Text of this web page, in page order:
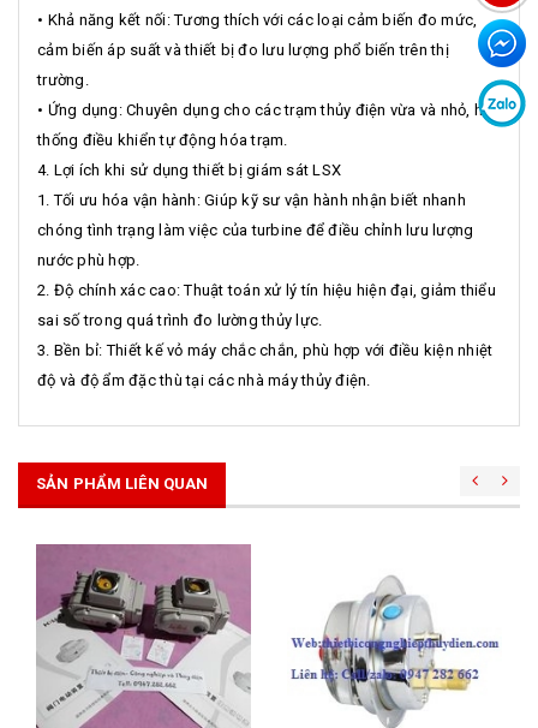
• Khả năng kết nối: Tương thích với các loại cảm biến đo mức,
cảm biến áp suất và thiết bị đo lưu lượng phổ biến trên thị
trường.
• Ứng dụng: Chuyên dụng cho các trạm thủy điện vừa và nhỏ, hệ
thống điều khiển tự động hóa trạm.
4. Lợi ích khi sử dụng thiết bị giám sát LSX
1. Tối ưu hóa vận hành: Giúp kỹ sư vận hành nhận biết nhanh
chóng tình trạng làm việc của turbine để điều chỉnh lưu lượng
nước phù hợp.
2. Độ chính xác cao: Thuật toán xử lý tín hiệu hiện đại, giảm thiểu
sai số trong quá trình đo lường thủy lực.
3. Bền bỉ: Thiết kế vỏ máy chắc chắn, phù hợp với điều kiện nhiệt
độ và độ ẩm đặc thù tại các nhà máy thủy điện.
SẢN PHẨM LIÊN QUAN